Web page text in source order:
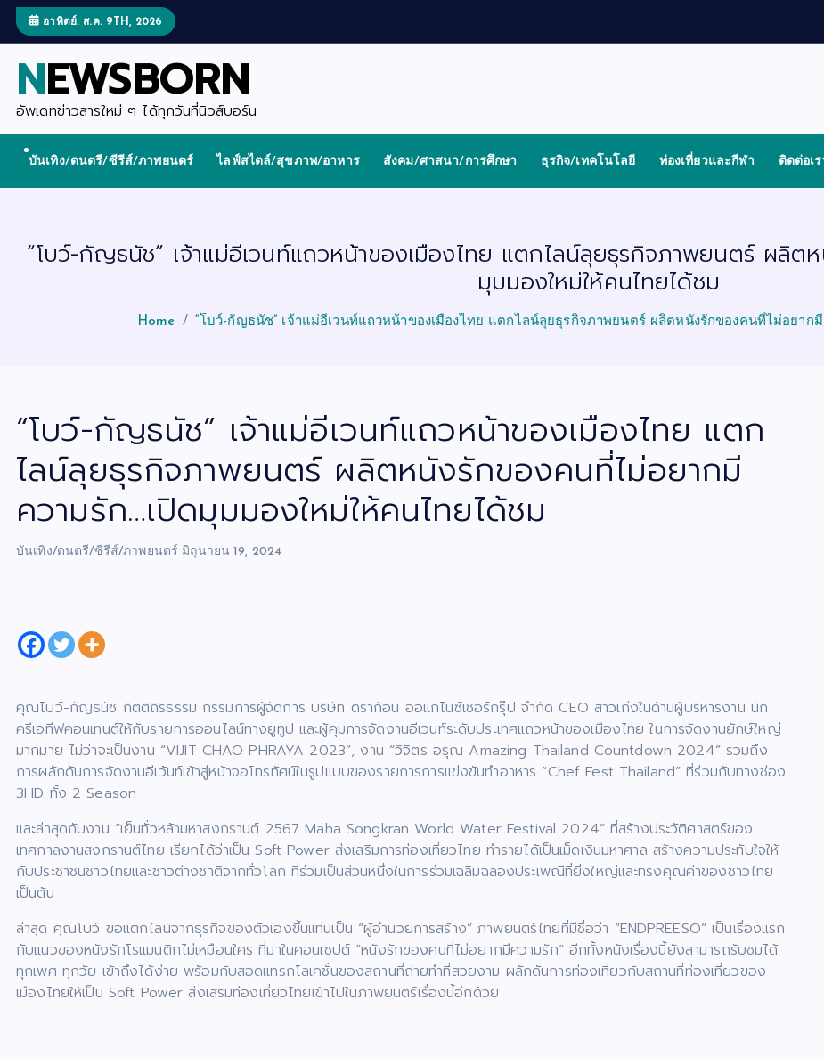
t
อาทิตย์. ส.ค. 9TH, 2026
NEWSBORN
อัพเดทข่าวสารใหม่ ๆ ได้ทุกวันที่นิวส์บอร์น
บันเทิง/ดนตรี/ซีรีส์/ภาพยนตร์ ไลฟ์สไตล์/สุขภาพ/อาหาร สังคม/ศาสนา/การศึกษา ธุรกิจ/เทคโนโลยี ท่องเที่ยวและกีฬา ติดต่อเร
“โบว์-กัญธนัช” เจ้าแม่อีเวนท์แถวหน้าของเมืองไทย แตกไลน์ลุยธุรกิจภาพยนตร์ ผลิต
มุมมองใหม่ให้คนไทยได้ชม
Home “โบว์-กัญธนัช” เจ้าแม่อีเวนท์แถวหน้าของเมืองไทย แตกไลน์ลุยธุรกิจภาพยนตร์ ผลิตหนังรักของคนที่ไม่อยา
“โบว์-กัญธนัช” เจ้าแม่อีเวนท์แถวหน้าของเมืองไทย แตก
ไลน์ลุยธุรกิจภาพยนตร์ ผลิตหนังรักของคนที่ไม่อยากมี
ความรัก…เปิดมุมมองใหม่ให้คนไทยได้ชม
บันเทิง/ดนตรี/ซีรีส์/ภาพยนตร์ มิถุนายน 19, 2024
คุณโบว์-กัญธนัช กิตติถิรธรรม กรรมการผู้จัดการ บริษัท ดราก้อน ออแกไนซ์เซอร์กรุ๊ป จำกัด CEO สาวเก่งในด้านผู้บริหารงาน นัก
ครีเอทีฟคอนเทนต์ให้กับรายการออนไลน์ทางยูทูป และผู้คุมการจัดงานอีเวนท์ระดับประเทศแถวหน้าของเมืองไทย ในการจัดงานยักษ์ใหญ่
มากมาย ไม่ว่าจะเป็นงาน “VIJIT CHAO PHRAYA 2023”, งาน “วิจิตร อรุณ Amazing Thailand Countdown 2024” รวมถึง
การผลักดันการจัดงานอีเว้นท์เข้าสู่หน้าจอโทรทัศน์ในรูปแบบของรายการการแข่งขันทำอาหาร “Chef Fest Thailand” ที่ร่วมกับทางช่อง
3HD ทั้ง 2 Season
และล่าสุดกับงาน “เย็นทั่วหล้ามหาสงกรานต์ 2567 Maha Songkran World Water Festival 2024” ที่สร้างประวัติศาสตร์ของ
เทศกาลงานสงกรานต์ไทย เรียกได้ว่าเป็น Soft Power ส่งเสริมการท่องเที่ยวไทย ทำรายได้เป็นเม็ดเงินมหาศาล สร้างความประทับใจให้
กับประชาชนชาวไทยและชาวต่างชาติจากทั่วโลก ที่ร่วมเป็นส่วนหนึ่งในการร่วมเฉลิมฉลองประเพณีที่ยิ่งใหญ่และทรงคุณค่าของชาวไทย
เป็นต้น
ล่าสุด คุณโบว์ ขอแตกไลน์จากธุรกิจของตัวเองขึ้นแท่นเป็น “ผู้อำนวยการสร้าง” ภาพยนตร์ไทยที่มีชื่อว่า “ENDPREESO” เป็นเรื่องแรก
กับแนวของหนังรักโรแมนติกไม่เหมือนใคร ที่มาในคอนเซปต์ “หนังรักของคนที่ไม่อยากมีความรัก” อีกทั้งหนังเรื่องนี้ยังสามารถรับชมได้
ทุกเพศ ทุกวัย เข้าถึงได้ง่าย พร้อมกับสอดแทรกโลเคชั่นของสถานที่ถ่ายทำที่สวยงาม ผลักดันการท่องเที่ยวกับสถานที่ท่องเที่ยวของ
เมืองไทยให้เป็น Soft Power ส่งเสริมท่องเที่ยวไทยเข้าไปในภาพยนตร์เรื่องนี้อีกด้วย